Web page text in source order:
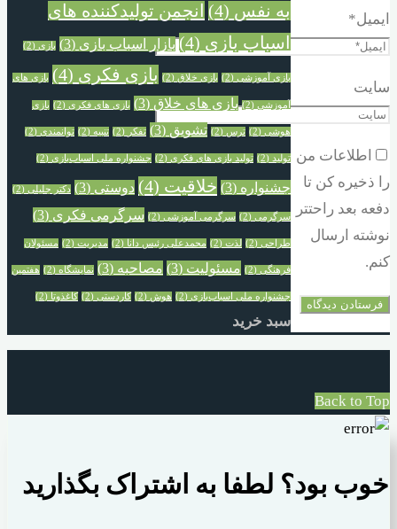
ایمیل*
سایت
اطلاعات من
را ذخیره کن تا
دفعه بعد راحتتر
نوشته ارسال
کنم.
به نفس (4)
انجمن تولیدکننده های
اسباب بازی (4) بازار اسباب بازی (3) بازی (2)
بازی آموزشی (2) بازی خلاق (2) بازی فکری (4) بازی های
آموزشی (2) بازی های خلاق (3) بازی های فکری (2) بازی
هوشی (2) ترس (2) تشویق (3) تفکر (2) تنبیه (2) توانمندی (2)
تولید (2) تولید بازی های فکری (2) جشنواره ملی اسباب‌بازی (2)
جشنواره‌ (3) خلاقیت (4) دوستی (3) دکتر جلیلی (2)
سرگرمی (2) سرگرمی آموزشی (2) سرگرمی فکری (3)
طراحی (2) لذت (2) محمدعلی رئیس دانا (2) مدیریت (2) مسئولان
فرهنگی (2) مسئولیت (3) مصاحبه (3) نمایشگاه (2) هفتمین
جشنواره ملی اسباب‌بازی (2) هوش (2) کاردستی (2) کاغذوتا (2)
سبد خرید
Back to Top
خوب بود؟ لطفا به اشتراک بگذارید